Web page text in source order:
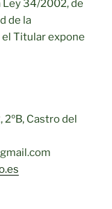
Ley 34/2002, de
de la
Titular expone
Castro del